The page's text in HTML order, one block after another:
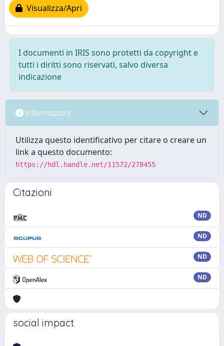
Visualizza/Apri
I documenti in IRIS sono protetti da copyright e
tutti i diritti sono riservati, salvo diversa
indicazione
Informazioni
Utilizza questo identificativo per citare o creare un
link a questo documento:
https://hdl.handle.net/11572/278455
Citazioni
ND
ND
ND
ND
social impact